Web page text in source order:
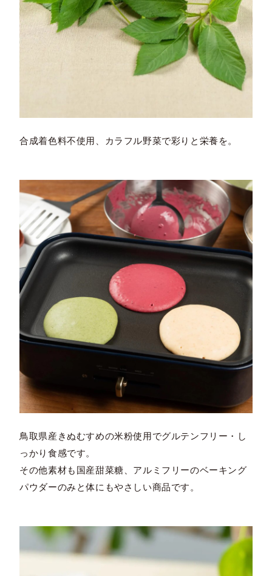
合成着色料不使用、カラフル野菜で彩りと栄養を。
鳥取県産きぬむすめの米粉使用でグルテンフリー・し
っかり食感です。
その他素材も国産甜菜糖、アルミフリーのベーキング
パウダーのみと体にもやさしい商品です。